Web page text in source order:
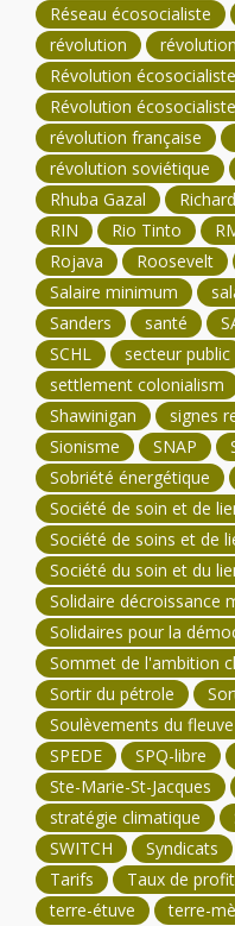
Réseau écosocialiste
révolution
Révolution écosocialiste
Révolution
révolution française
révolution soviétique
Rhuba Gazal
RIN
Rio Tinto
Rojava
Roosevelt
Salaire minimum
Sanders
santé
SCHL
secteur public
settlement colonialism
Shawinigan
signes
Sionisme
SNAP
Sobriété énergétique
Société de soin et de
Société de soins et de
Société du soin et du
Solidaire décroissance
Solidaires pour la
Sommet de l'ambition
Sortir du pétrole
Soulèvements du fleuve
SPEDE
SPQ-libre
Ste-Marie-St-Jacques
stratégie climatique
SWITCH
Syndicats
Tarifs
Taux de profit
terre-étuve
terre-